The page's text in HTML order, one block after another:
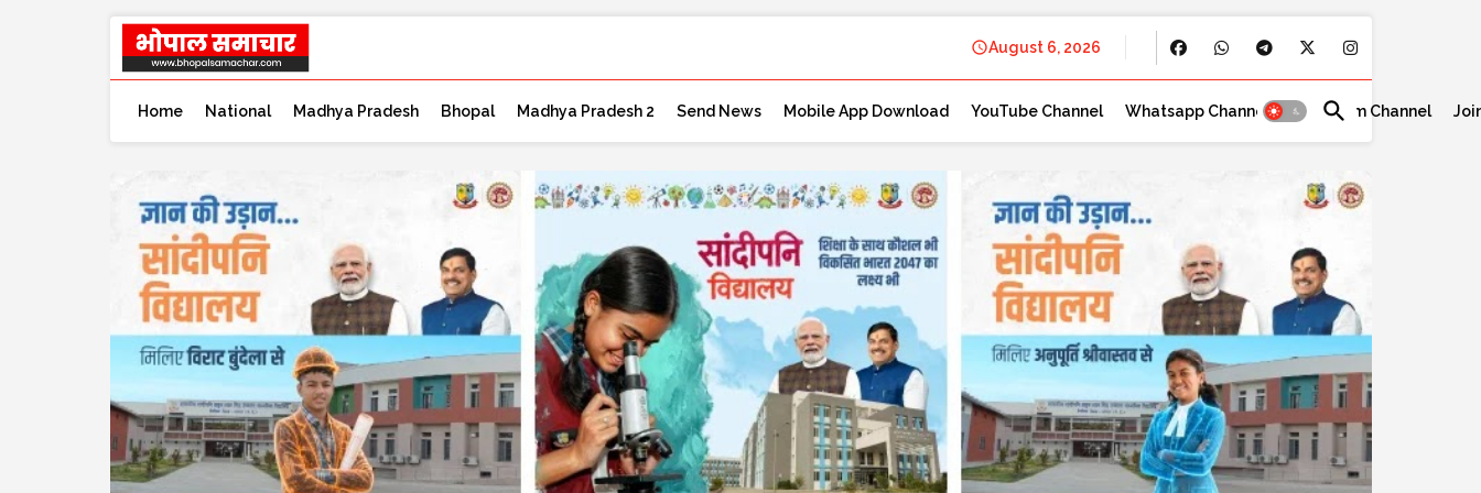
August 6, 2026
Home National Madhya Pradesh Bhopal Madhya Pradesh 2 Send News Mobile App Download YouTube Channel Whatsapp Channel Telegram Channel